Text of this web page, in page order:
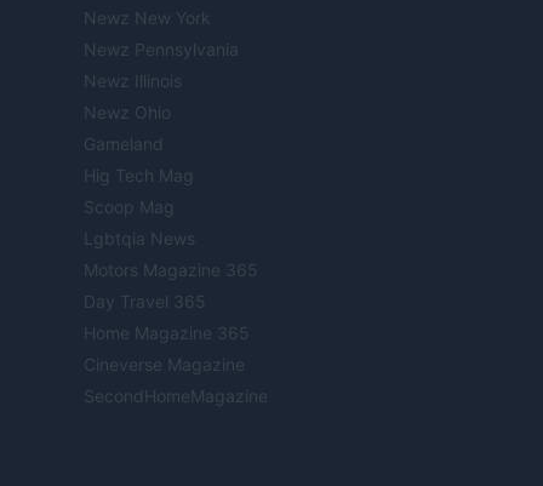
Newz New York
Newz Pennsylvania
Newz Illinois
Newz Ohio
Gameland
Hig Tech Mag
Scoop Mag
Lgbtqia News
Motors Magazine 365
Day Travel 365
Home Magazine 365
Cineverse Magazine
SecondHomeMagazine